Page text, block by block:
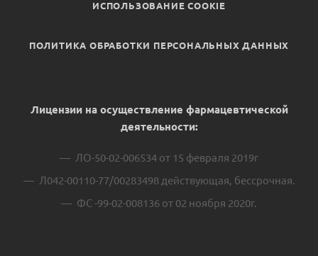
ИСПОЛЬЗОВАНИЕ COOKIE
ПОЛИТИКА ОБРАБОТКИ ПЕРСОНАЛЬНЫХ ДАННЫХ
Лицензии на осуществление фармацевтической
деятельности:
ЛО-50-02-006534 от 15 февраля 2019г
Л042-00110-77/00283498 действующая, бессрочная.
ФС -99-02-008136 от 02 ноября 2020г.